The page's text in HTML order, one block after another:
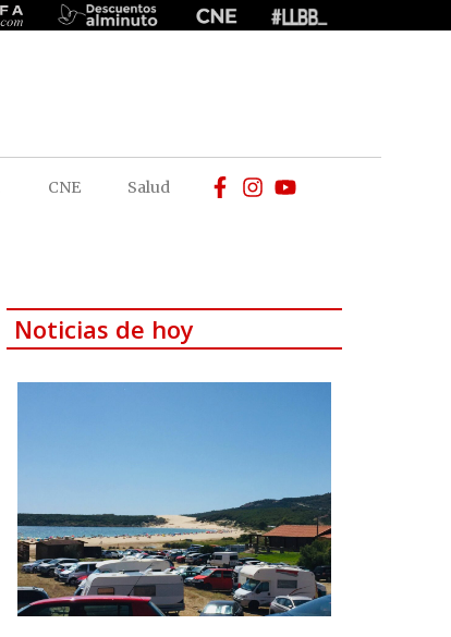
CNE Salud
Noticias de hoy